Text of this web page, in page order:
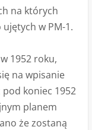
na których
w PM-1.
1952 roku,
na wpisanie
koniec 1952
planem
że zostaną